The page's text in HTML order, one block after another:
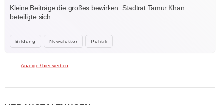
Bildung Newsletter Politik
Kleine Beiträge die großes bewirken: Stadtrat Tamur Khan
beteiligte sich…
Anzeige / hier werben